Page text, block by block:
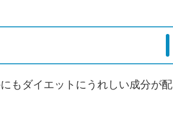
もダイエットにうれしい成分が配